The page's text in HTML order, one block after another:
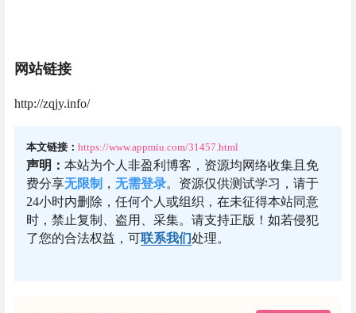
网站链接
http://zqjy.info/
本文链接： https://www.appmiu.com/31457.html
声明： 本站为个人非盈利博客，资源均网络收集且免
费分享无限制 ， 无需登录。资源仅供测试学习，请于
24小时内删除，任何个人或组织，在未征得本站同意
时，禁止复制、盗用、采集。请支持正版！如若侵犯
了您的合法权益，可联系我们处理。